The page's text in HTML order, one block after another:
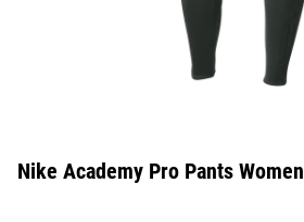
Nike Academy Pro Pants Women